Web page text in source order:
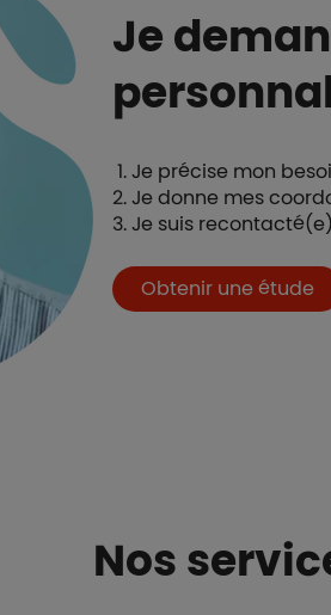
Je
Je précise mon
Je donne mes
Je suis
Boutons et liens
Obtenir une étude
Nos